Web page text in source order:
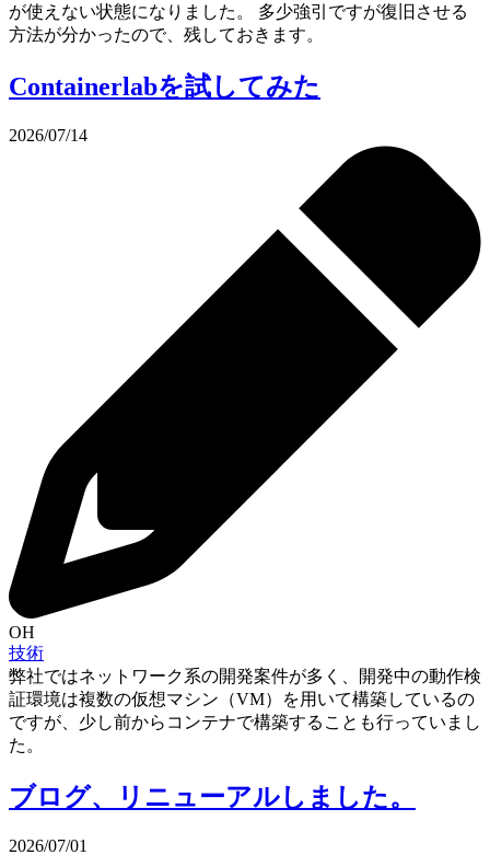
が使えない状態になりました。 多少強引ですが復旧させる
方法が分かったので、残しておきます。
Containerlabを試してみた
2026/07/14
OH
技術
弊社ではネットワーク系の開発案件が多く、開発中の動作検
証環境は複数の仮想マシン（VM）を用いて構築しているの
ですが、少し前からコンテナで構築することも行っていまし
た。
ブログ、リニューアルしました。
2026/07/01